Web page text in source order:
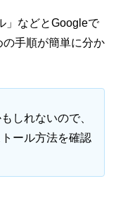
」などとGoogleで
手順が簡単に分か
しれないので、
ール方法を確認